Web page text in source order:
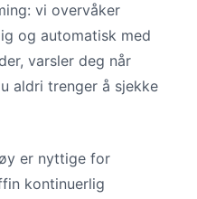
vi overvåker
og automatisk med
varsler deg når
aldri trenger å sjekke
er nyttige for
kontinuerlig